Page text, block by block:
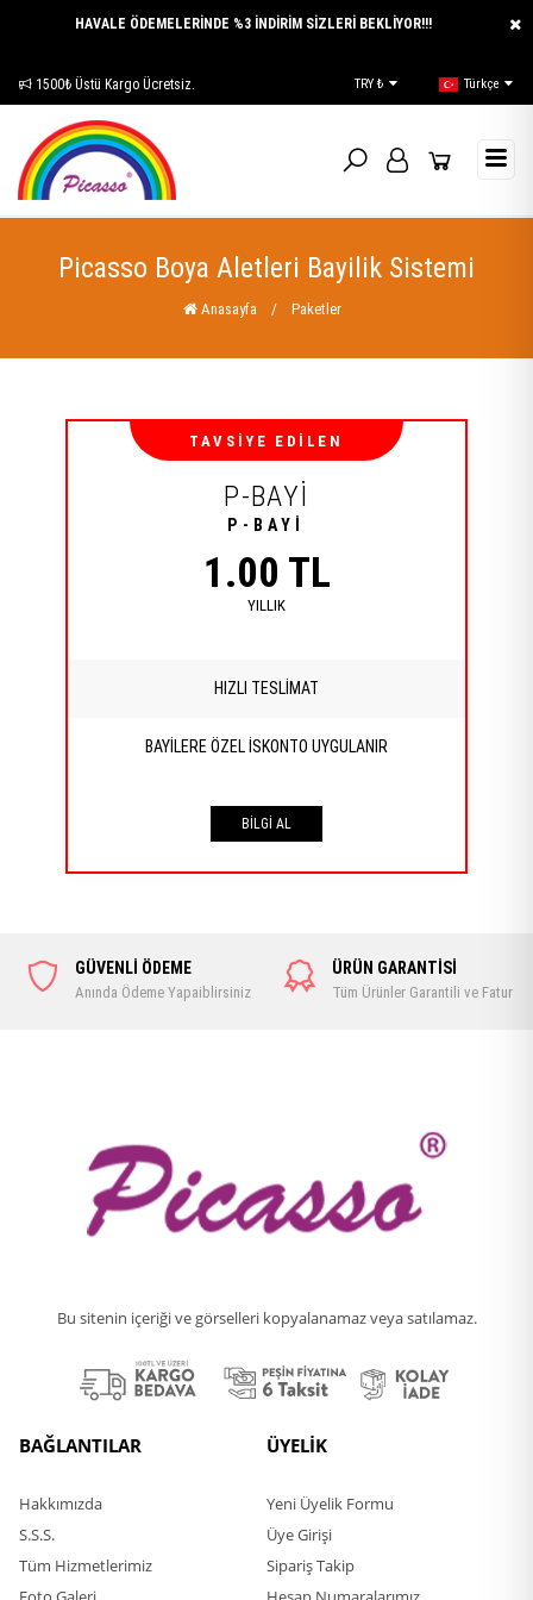
HAVALE ÖDEMELERİNDE %3 İNDİRİM SİZLERİ BEKLİYOR!!!
1500₺ Üstü Kargo Ücretsiz. TRY ₺ Türkçe
Picasso Boya Aletleri Bayilik Sistemi
Anasayfa / Paketler
TAVSİYE EDİLEN
P-BAYİ
P-BAYİ
1.00 TL
YILLIK
HIZLI TESLİMAT
BAYİLERE ÖZEL İSKONTO UYGULANIR
BİLGİ AL
GÜVENLİ ÖDEME
Anında Ödeme Yapaiblirsiniz
ÜRÜN GARANTİSİ
Tüm Ürünler Garantili ve Faturalı
Bu sitenin içeriği ve görselleri kopyalanamaz veya satılamaz.
BAĞLANTILAR
Hakkımızda
S.S.S.
Tüm Hizmetlerimiz
ÜYELİK
Yeni Üyelik Formu
Üye Girişi
Sipariş Takip